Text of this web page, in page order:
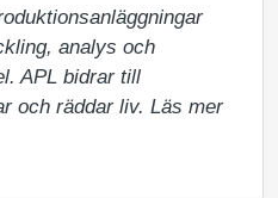
analys och
APL bidrar till
och räddar liv. Läs mer